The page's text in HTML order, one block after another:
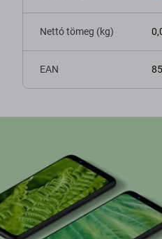
Nettó tömeg (kg)
EAN